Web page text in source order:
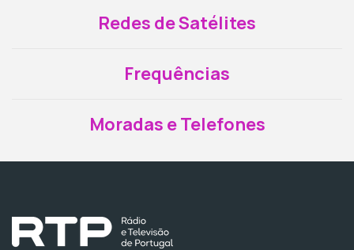
Redes de Satélites
Frequências
Moradas e Telefones